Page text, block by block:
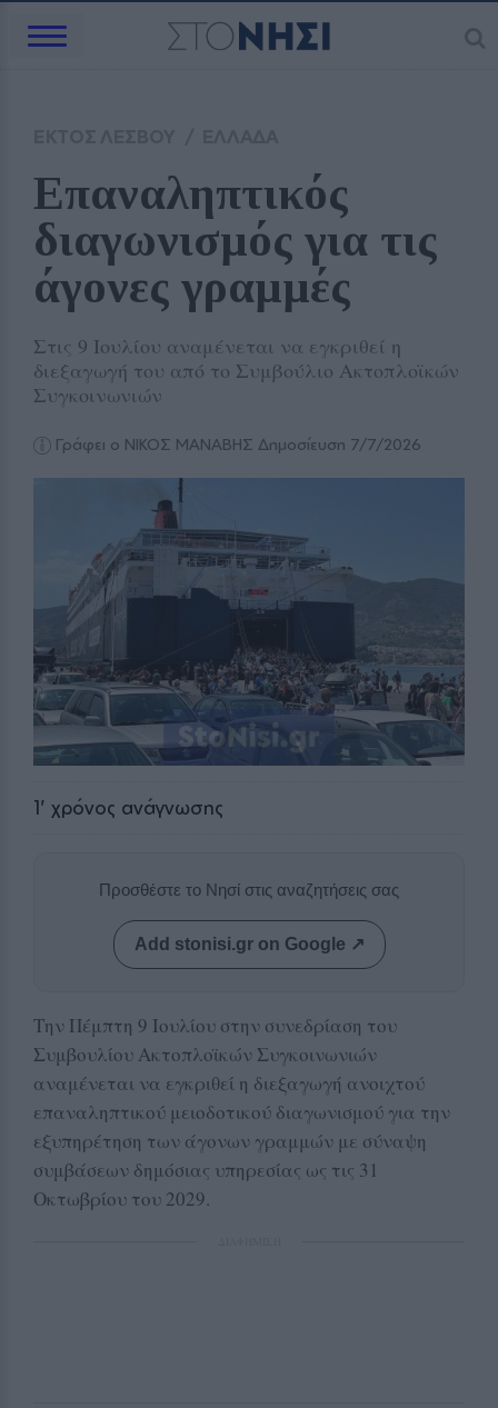
Επαναληπτικός
διαγωνισμός για τις
άγονες γραμμές
Στις 9 Ιουλίου αναμένεται να εγκριθεί η
διεξαγωγή του από το Συμβούλιο Ακτοπλοϊκών
Συγκοινωνιών
Γράφει ο ΝΙΚΟΣ ΜΑΝΑΒΗΣ Δημοσίευση 7/7/2026
1' χρόνος ανάγνωσης
Προσθέστε το Νησί στις αναζητήσεις σας
Add stonisi.gr on Google ↗
Την Πέμπτη 9 Ιουλίου στην συνεδρίαση του
Συμβουλίου Ακτοπλοϊκών Συγκοινωνιών
αναμένεται να εγκριθεί η διεξαγωγή ανοιχτού
επαναληπτικού μειοδοτικού διαγωνισμού για την
εξυπηρέτηση των άγονων γραμμών με σύναψη
συμβάσεων δημόσιας υπηρεσίας ως τις 31
Οκτωβρίου του 2029.